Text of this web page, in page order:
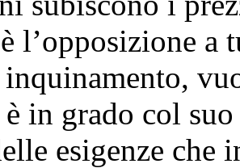
l’opposizione
in grado col
esigenze che